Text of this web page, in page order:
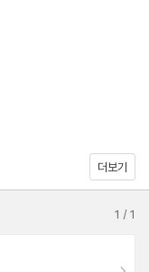
더보기
1 /1